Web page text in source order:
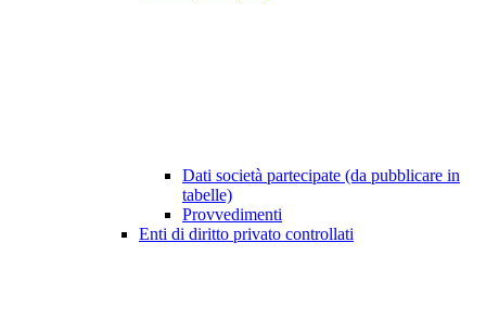
Dati società partecipate (da pubblicare in
tabelle)
Provvedimenti
Enti di diritto privato controllati